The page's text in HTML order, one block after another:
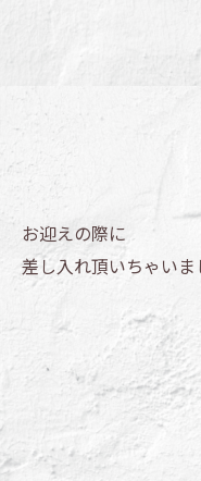
お迎えの際に
差し入れ頂いちゃいま